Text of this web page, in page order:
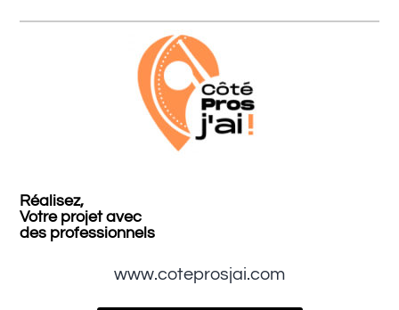
Réalisez,
Votre projet avec
des professionnels
www.coteprosjai.com